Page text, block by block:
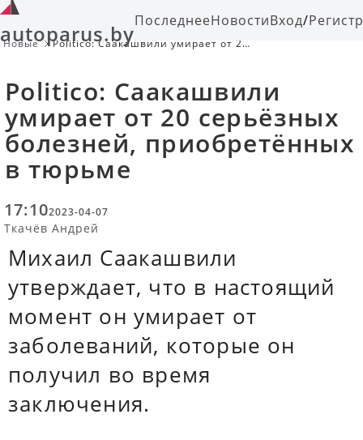
autoparus.byПоследнееНовостиВход/
Новые
Politico: Саакашвили умирает от 20
Politico: Саакашвили
умирает от 20 серьёзных
болезней, приобретённых
в тюрьме
17:102023-04-07
Ткачёв Андрей
Михаил Саакашвили
утверждает, что в настоящий
момент он умирает от
заболеваний, которые он
получил во время
заключения.